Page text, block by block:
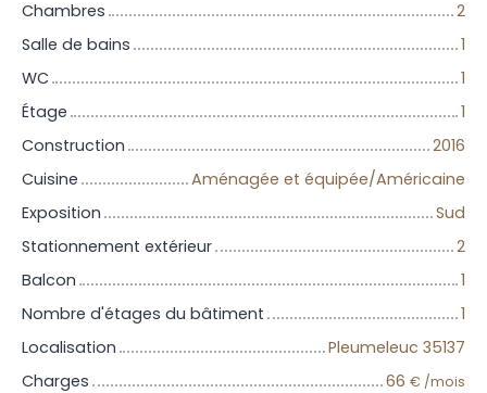
Chambres
2
Salle de bains
1
WC
1
Étage
1
Construction
2016
Cuisine
Aménagée et équipée/Américaine
Exposition
Sud
Stationnement extérieur
2
Balcon
1
Nombre d'étages du bâtiment
1
Localisation
Pleumeleuc 35137
Charges
66 € /mois